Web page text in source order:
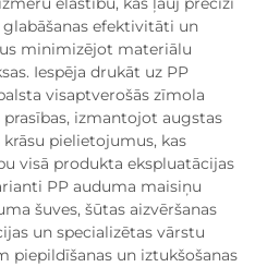
efektivitāti un
minimizējot materiālu
Iespēja drukāt uz PP
visaptverošās zīmola
izmantojot augstas
pielietojumus, kas
visā produkta ekspluatācijas
PP auduma maisiņu
šuves, šūtas aizvēršanas
un specializētas vārstu
piepildīšanas un iztukšošanas